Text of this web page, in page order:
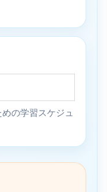
の学習スケジュ